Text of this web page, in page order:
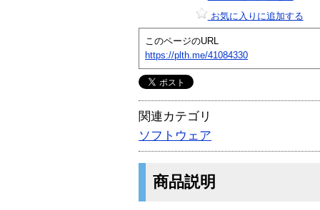
お気に入りに追加する
このページのURL
https://plth.me/41084330
関連カテゴリ
ソフトウェア
商品説明